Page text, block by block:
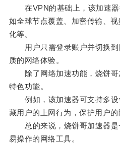
在VPN的基础上，该加速器
如全球节点覆盖、加密传输、
化等。
用户只需登录账户并切换到
质的网络体验。
除了网络加速功能，烧饼哥
特色功能。
例如，该加速器可支持多设
藏用户的上网行为，保护用户的
总的来说，烧饼哥加速器是
易操作的网络工具。